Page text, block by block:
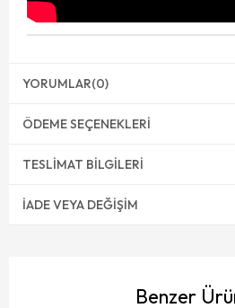
YORUMLAR(0)
ÖDEME SEÇENEKLERI
TESLIMAT BILGILERI
İADE VEYA DEĞIŞIM
Benzer